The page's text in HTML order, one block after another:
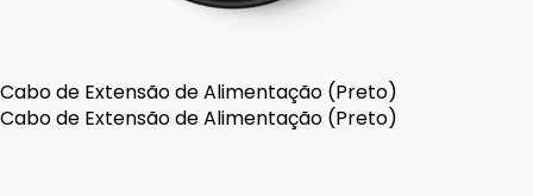
Cabo de Extensão de Alimentação (Preto)
Cabo de Extensão de Alimentação (Preto)